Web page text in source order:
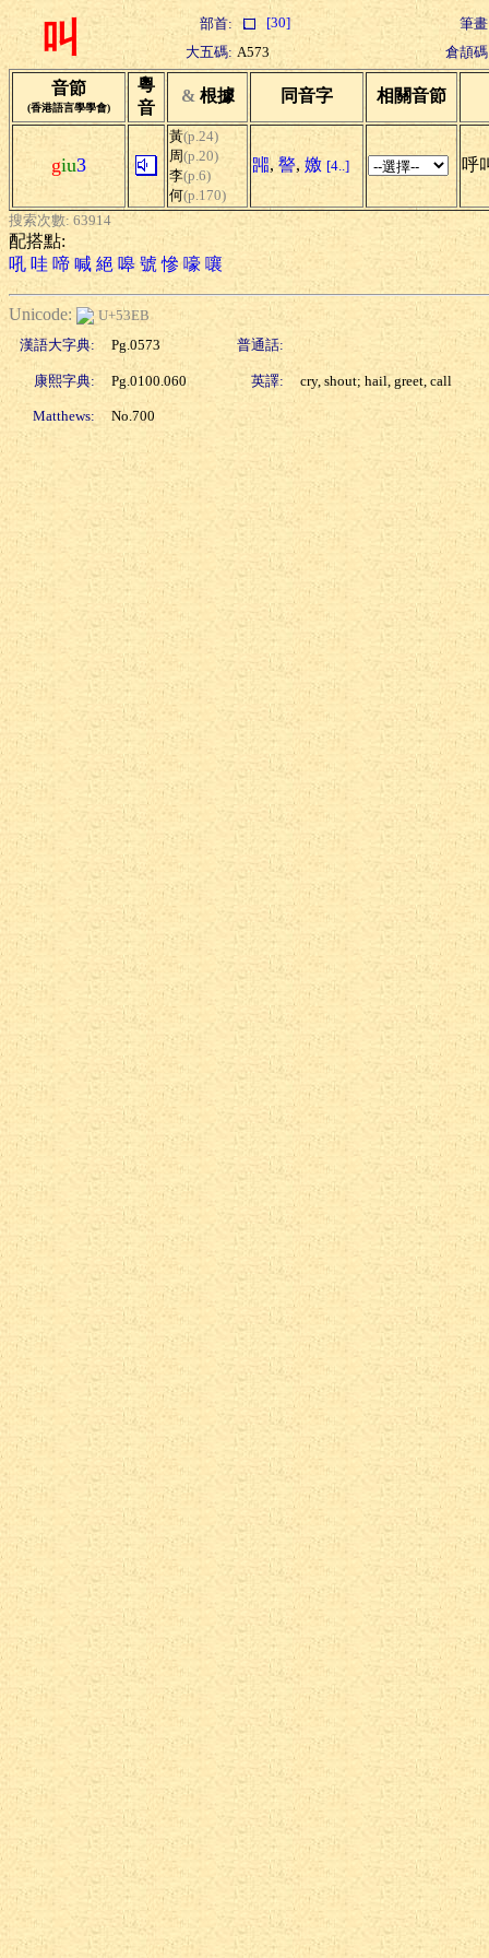
叫 部首: [30]
筆
大五碼: A573 倉頡
音節
(香港語言學學會)
粵
音
& 根據 同音字 相關音節
giu3
黃(p.24)
周(p.20)
李(p.6)
何(p.170)
嘂, 譥, 嬓 [4..] 呼
搜索次數: 63914
配搭點:
吼 哇 啼 喊 絕 嗥 號 慘 嚎 嚷
Unicode:
U+53EB
漢語大字典:
Pg.0573 普通話:
康熙字典: Pg.0100.060 英譯: cry, shout; hail, greet, call
Matthews: No.700